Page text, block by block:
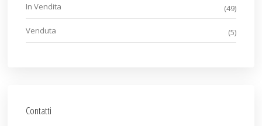
In Vendita (49)
Venduta (5)
Contatti